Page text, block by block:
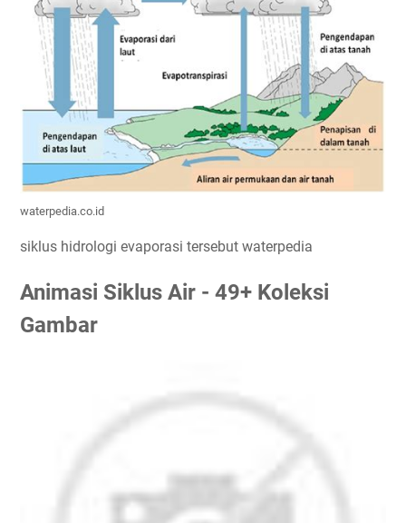
waterpedia.co.id
siklus hidrologi evaporasi tersebut waterpedia
Animasi Siklus Air - 49+ Koleksi
Gambar